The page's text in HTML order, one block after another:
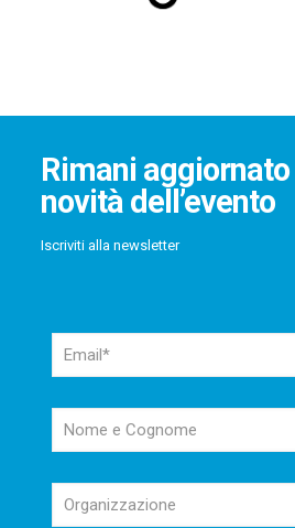
Rimani
novità dell’evento
Iscriviti alla newsletter